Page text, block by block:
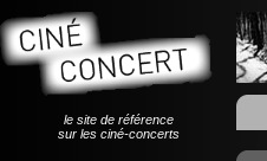
le site de référence
sur les ciné-concerts